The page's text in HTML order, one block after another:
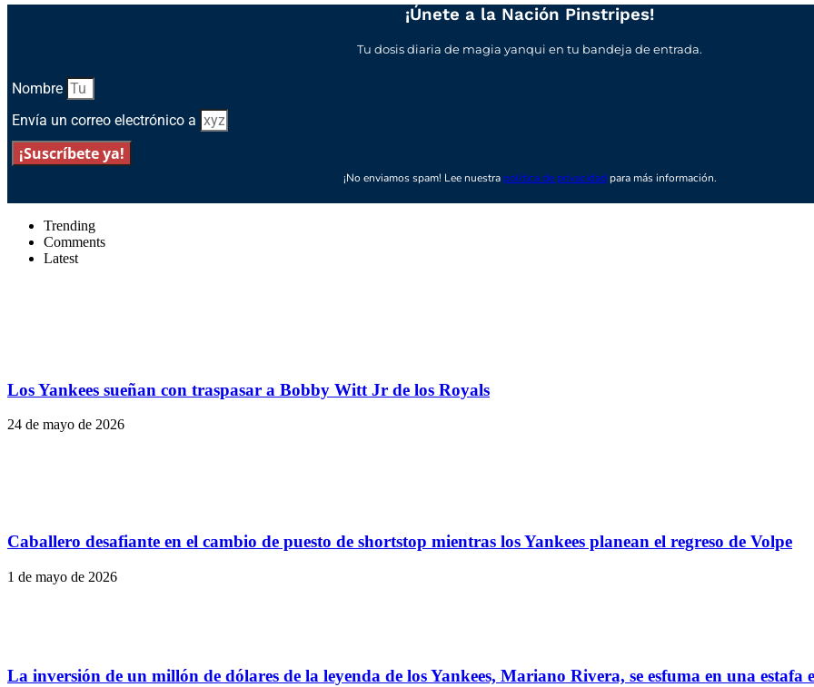
¡Únete a la Nación Pinstripes!
Tu dosis diaria de magia yanqui en tu bandeja de entrada.
Nombre
Envía un correo electrónico a
¡Suscríbete ya!
¡No enviamos spam! Lee nuestra política de privacidad para más información.
Trending
Comments
Latest
Los Yankees sueñan con traspasar a Bobby Witt Jr de los Royals
24 de mayo de 2026
Caballero desafiante en el cambio de puesto de shortstop mientras los Yankees planean el regreso de Volpe
1 de mayo de 2026
La inversión de un millón de dólares de la leyenda de los Yankees, Mariano Rivera, se esfuma en una estafa